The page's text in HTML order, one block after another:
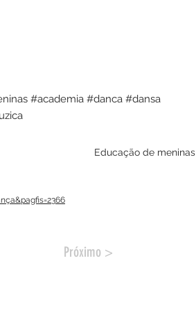
#academia #danca #dansa
Educação de meninas
Próximo >